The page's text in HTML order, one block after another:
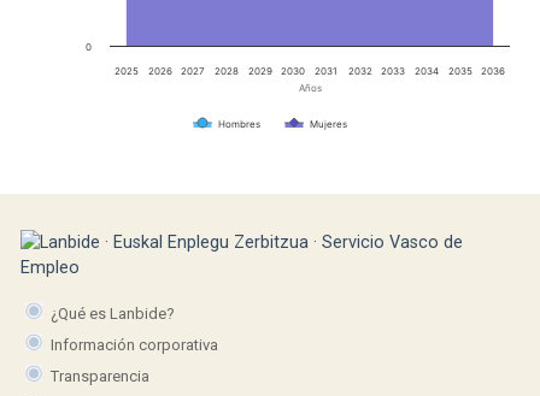
Años
Hombres Mujeres
2025 2026 2027 2028 2029 2030 2031 2032 2033 2034 2035 2036
0
¿Qué es Lanbide?
Información corporativa
Transparencia